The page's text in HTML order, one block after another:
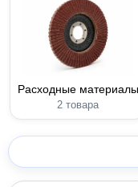
Расходные материалы
2 товара